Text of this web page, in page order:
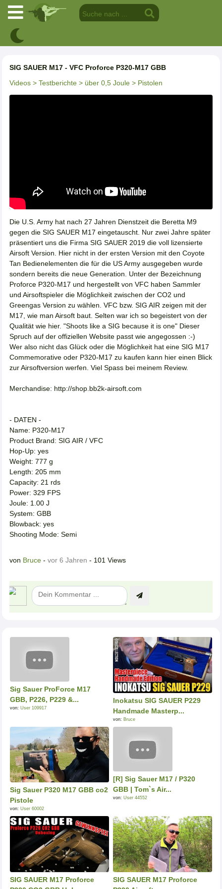
SIG SAUER M17 - VFC Proforce P320-M17 GBB
Videos > Testberichte > über 0,5 Joule > Pistolen
Die U.S. Army hat nach 27 Jahren Dienstzeit die Beretta M9
gegen die SIG SAUER M17 eingetauscht. Nur zwei Jahre später
präsentiert uns die Firma SIG SAUER 2019 die voll lizensierte
Airsoft Version. Hier nicht in der ersten Version mit den Coyote
Tan Bedienelementen die für die US Army ausgegeben wurde
sondern bereits die neue Generation. Unter der Bezeichnung
Proforce P320-M17 und hergestellt von VFC haben Sammler
und Airsoftspieler die Möglichkeit zwischen der CO2 und
Greengas Version zu wählen. VFC bzw. SIG AIR zeigen mit der
M17, wie man Airsoft baut. Selten war ich so begeistert von der
Qualität wie hier. "Shoots like a SIG because it is one" Dieser
Spruch auf der offiziellen Website passt wie angegossen :-)
Wer also nicht das Glück oder die Möglichkeit hat eine SIG M17
Commemorative oder P320-M17 zu kaufen kann hier einen Blick
zur Airsoftversion werfen. Viel Spass bei meinem Review.
Merchandise: http://shop.bb2k-airsoft.com
- DATEN -
Name: P320-M17
Product Brand: SIG AIR / VFC
Hop-Up: yes
Weight: 777 g
Length: 205 mm
Capacity: 21 rds
Power: 329 FPS
Joule: 1.00 J
System: GBB
Blowback: yes
Shooting Mode: Semi
von Bruce - vor 6 Jahren - 101 Views
Sig Sauer ProForce M17
GBB, P226, P229 &...
von: User 109917
Inokatsu SIG SAUER P229
Handmade Masterp...
von: Bruce
Sig Sauer P320 M17 GBB co2
Pistole
von: User 60002
[R] Sig Sauer M17 / P320
GBB | Tom`s Air...
von: User 44552
SIG SAUER M17 Proforce
SIG SAUER M17 Proforce